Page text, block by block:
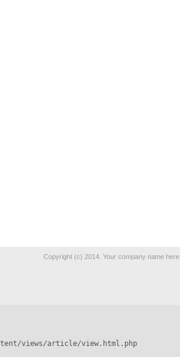
Copyright (c) 2014. Your company name here
views/article/view.html.php